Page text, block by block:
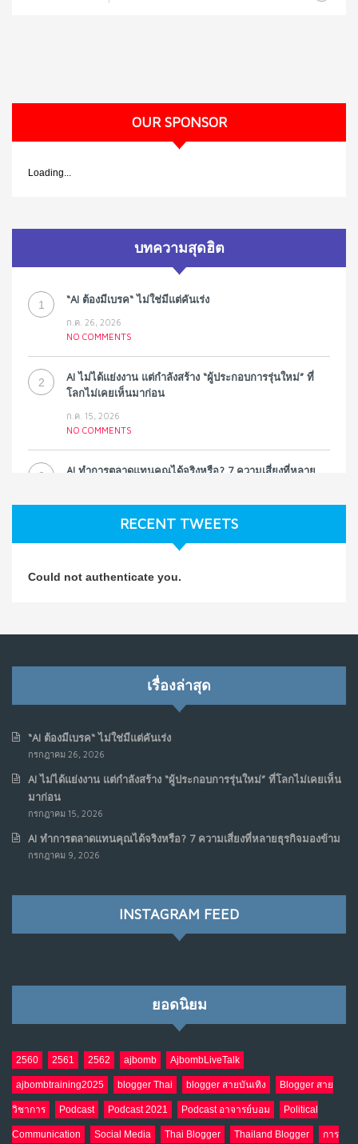
OUR SPONSOR
Loading...
บทความสุดฮิต
1 “AI ต้องมีเบรค“ ไม่ใช่มีแต่คันเร่ง
ก.ค. 26, 2026
NO COMMENTS
2
AI ไม่ได้แย่งงาน แต่กำลังสร้าง “ผู้ประกอบการรุ่นใหม่” ที่
โลกไม่เคยเห็นมาก่อน
ก.ค. 15, 2026
NO COMMENTS
3
AI ทำการตลาดแทนคุณได้จริงหรือ? 7 ความเสี่ยงที่หลาย
NO COMMENTS
Koe ในแบบอาจารย์บอม
รัฐอาจเป็นจุดเริ่มต้นของ “ขบวนการประท้วงดิจิทัล” ครั้งใหม่
6
7
เมื่อรัฐบาลเริ่มคิดแบบแพลตฟอร์ม : AI กำลังเปลี่ยนรัฐ
ราชการไปตลอดกาล
NO COMMENTS
เมื่อโลกออนไลน์ กลายเป็น“ศาลเตี้ย”
9
NO COMMENTS
10 อินโดนีเซีย กับเกมอำนาจที่มองไม่เห็น
เม.ย. 19, 2026
NO COMMENTS
RECENT TWEETS
Could not authenticate you.
เรื่องล่าสุด
“AI ต้องมีเบรค“ ไม่ใช่มีแต่คันเร่ง
กรกฎาคม 26, 2026
AI ไม่ได้แย่งงาน แต่กำลังสร้าง “ผู้ประกอบการรุ่นใหม่” ที่โลกไม่เคยเห็น
มาก่อน
กรกฎาคม 15, 2026
AI ทำการตลาดแทนคุณได้จริงหรือ? 7 ความเสี่ยงที่หลายธุรกิจมองข้าม
กรกฎาคม 9, 2026
INSTAGRAM FEED
ยอดนิยม
2560 2561 2562 ajbomb AjbombLiveTalk
ajbombtraining2025 blogger Thai blogger สายบันเทิง Blogger สาย
วิชาการ Podcast Podcast 2021 Podcast อาจารย์บอม Political
Communication Social Media Thai Blogger Thailand Blogger การ